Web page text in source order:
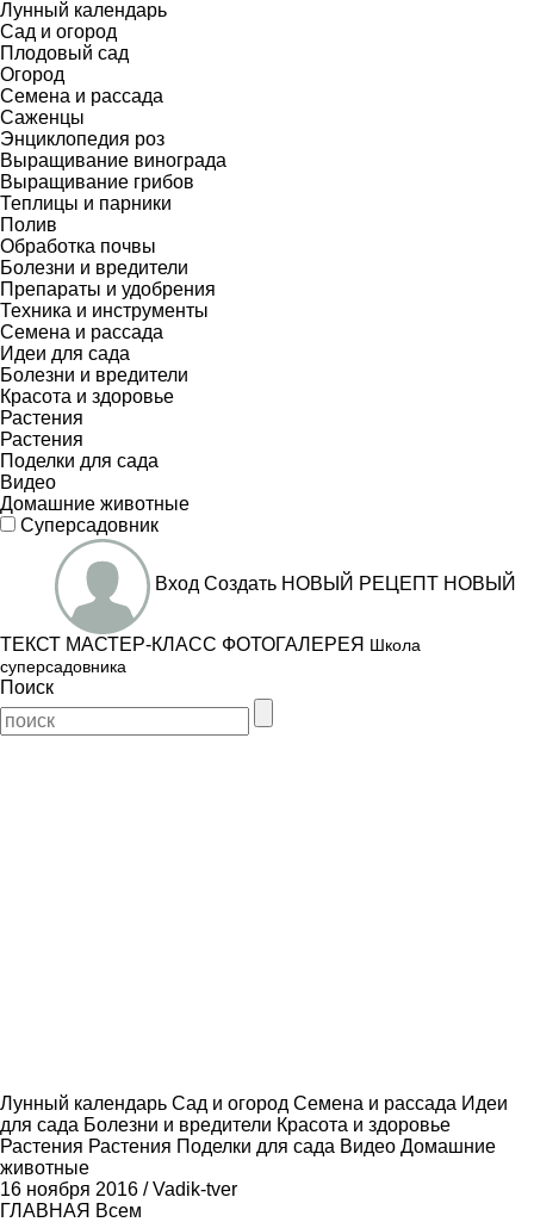
Лунный календарь
Сад и огород
Плодовый сад
Огород
Семена и рассада
Саженцы
Энциклопедия роз
Выращивание винограда
Выращивание грибов
Теплицы и парники
Полив
Обработка почвы
Болезни и вредители
Препараты и удобрения
Техника и инструменты
Семена и рассада
Идеи для сада
Болезни и вредители
Красота и здоровье
Растения
Растения
Поделки для сада
Видео
Домашние животные
Суперсадовник
Вход Создать НОВЫЙ РЕЦЕПТ НОВЫЙ
ТЕКСТ МАСТЕР-КЛАСС ФОТОГАЛЕРЕЯ Школа
суперсадовника
Поиск
Лунный календарь Сад и огород Семена и рассада Идеи
для сада Болезни и вредители Красота и здоровье
Растения Растения Поделки для сада Видео Домашние
животные
16 ноября 2016 /Vadik-tver
ГЛАВНАЯ Всем